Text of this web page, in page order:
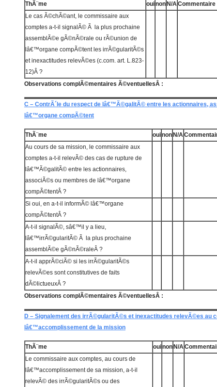
ThÃ¨me ouinon N/ACommentaire
Le cas Ã©chÃ©ant, le commissaire aux
comptes a-t-il signalÃ© Ã la plus prochaine
assemblÃ©e gÃ©nÃ©rale ou rÃ©union de
lâ€™organe compÃ©tent les irrÃ©gularitÃ©s
et inexactitudes relevÃ©es (c.com. art. L.823-
12)Â ?
Observations complÃ©mentaires Ã©ventuellesÂ :
C – ContrÃ´le du respect de lâ€™Ã©galitÃ© entre les actionnaires,
lâ€™organe compÃ©tent
ThÃ¨me ouinon N/A
Au cours de sa mission, le commissaire aux
comptes a-t-il relevÃ© des cas de rupture de
lâ€™Ã©galitÃ© entre les actionnaires,
associÃ©s ou membres de lâ€™organe
compÃ©tentÂ ?
Si oui, en a-t-il informÃ© lâ€™organe
compÃ©tentÂ ?
A-t-il signalÃ©, sâ€™il y a lieu,
lâ€™irrÃ©gularitÃ© Ã la plus prochaine
assemblÃ©e gÃ©nÃ©raleÂ ?
A-t-il apprÃ©ciÃ© si les irrÃ©gularitÃ©s
relevÃ©es sont constitutives de faits
dÃ©lictueuxÂ ?
Observations complÃ©mentaires Ã©ventuellesÂ :
D – Signalement des irrÃ©gularitÃ©s et inexactitudes relevÃ©es au
lâ€™accomplissement de la mission
ThÃ¨me ouinon N/A
Le commissaire aux comptes, au cours de
lâ€™accomplissement de sa mission, a-t-il
relevÃ© des irrÃ©gularitÃ©s ou des